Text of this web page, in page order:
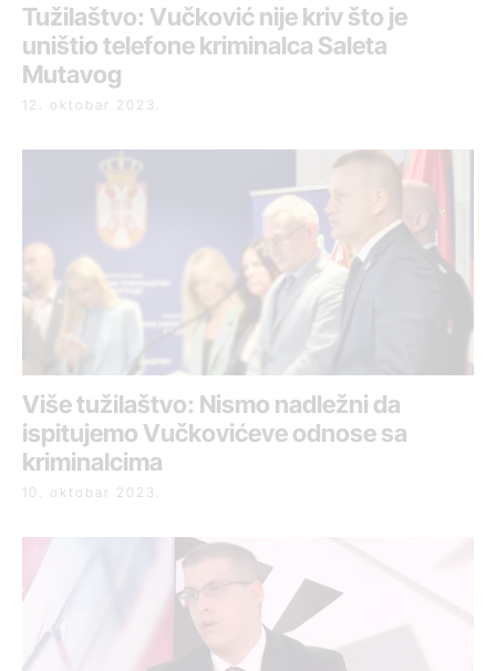
Tužilaštvo: Vučković nije kriv što je
uništio telefone kriminalca Saleta
Mutavog
12. oktobar 2023.
Više tužilaštvo: Nismo nadležni da
ispitujemo Vučkovićeve odnose sa
kriminalcima
10. oktobar 2023.